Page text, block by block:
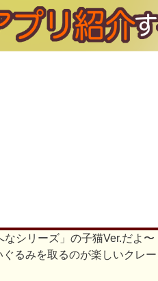
シリーズ」の子猫Ver.だよ〜
ぐるみを取るのが楽しいクレ